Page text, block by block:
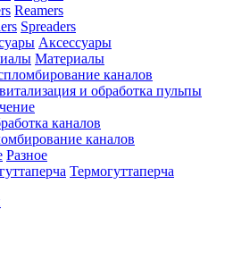
Reamers
Spreaders
Аксессуары
Материалы
каналов
и обработка пульпы
каналов
каналов
Разное
Термогуттаперча